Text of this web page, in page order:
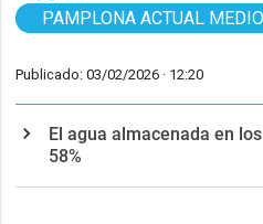
PAMPLONA ACTUAL
Publicado: 03/02/2026 · 12:20
El agua almacenada en
58%